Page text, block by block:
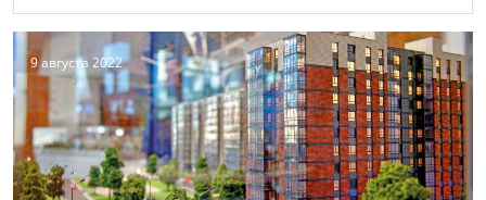
9 августа 2022